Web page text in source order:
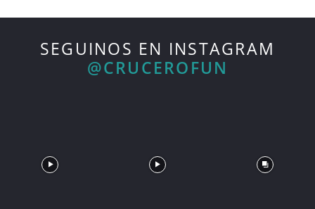
SEGUINOS EN INSTAGRAM
@CRUCEROFUN